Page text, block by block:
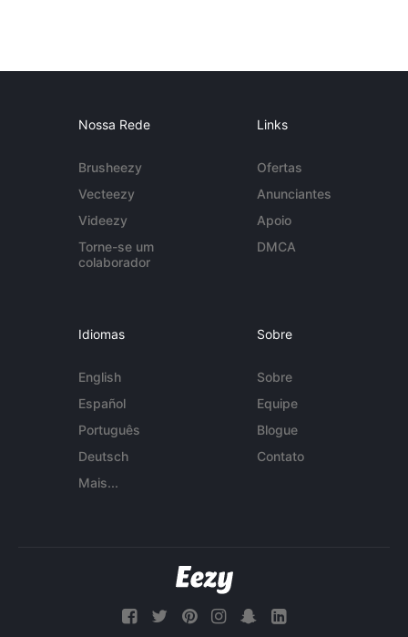
Nossa Rede
Brusheezy
Vecteezy
Videezy
Torne-se um
colaborador
Links
Ofertas
Anunciantes
Apoio
DMCA
Idiomas
English
Español
Português
Deutsch
Mais...
Sobre
Sobre
Equipe
Blogue
Contato